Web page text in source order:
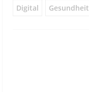
Digital Gesundheit